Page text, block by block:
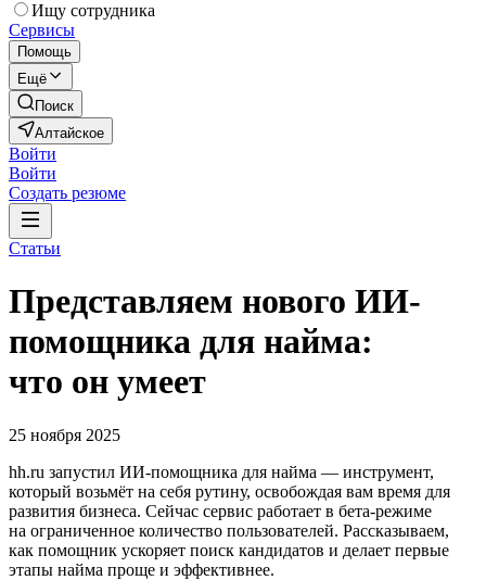
Ищу сотрудника
Сервисы
Помощь
Ещё
Поиск
Алтайское
Войти
Войти
Создать резюме
Статьи
Представляем нового ИИ-
помощника для найма:
что он умеет
25 ноября 2025
hh.ru запустил ИИ-помощника для найма — инструмент,
который возьмёт на себя рутину, освобождая вам время для
развития бизнеса. Сейчас сервис работает в бета-режиме
на ограниченное количество пользователей. Рассказываем,
как помощник ускоряет поиск кандидатов и делает первые
этапы найма проще и эффективнее.